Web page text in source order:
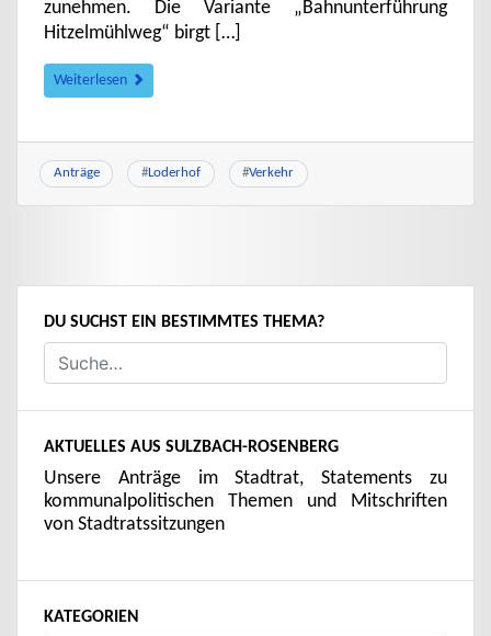
zunehmen. Die Variante „Bahnunterführung
Hitzelmühlweg“ birgt […]
Weiterlesen
Anträge #Loderhof #Verkehr
DU SUCHST EIN BESTIMMTES THEMA?
AKTUELLES AUS SULZBACH-ROSENBERG
Unsere Anträge im Stadtrat, Statements zu
kommunalpolitischen Themen und Mitschriften
von Stadtratssitzungen
KATEGORIEN